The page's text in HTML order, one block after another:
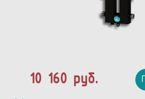
10 160 руб.